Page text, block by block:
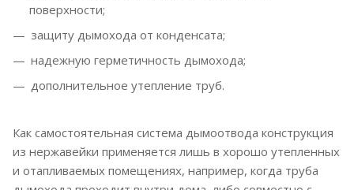
поверхности;
защиту дымохода от конденсата;
надежную герметичность дымохода;
дополнительное утепление труб.
Как самостоятельная система дымоотвода конструкция
из нержавейки применяется лишь в хорошо утепленных
и отапливаемых помещениях, например, когда труба